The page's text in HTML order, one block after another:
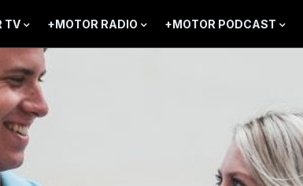
TV +MOTOR RADIO +MOTOR PODCAST